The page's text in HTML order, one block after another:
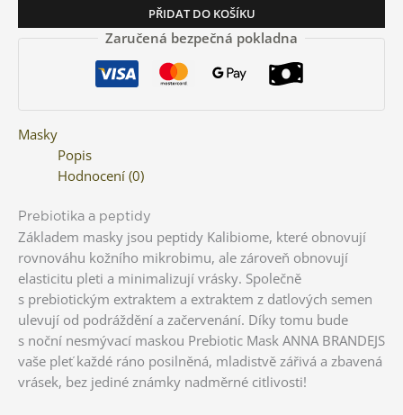
PŘIDAT DO KOŠÍKU
Zaručená bezpečná pokladna
Masky
Popis
Hodnocení (0)
Prebiotika a peptidy
Základem masky jsou peptidy Kalibiome, které obnovují
rovnováhu kožního mikrobimu, ale zároveň obnovují
elasticitu pleti a minimalizují vrásky. Společně
s prebiotickým extraktem a extraktem z datlových semen
ulevují od podráždění a začervenání. Díky tomu bude
s noční nesmývací maskou Prebiotic Mask ANNA BRANDEJS
vaše pleť každé ráno posilněná, mladistvě zářivá a zbavená
vrásek, bez jediné známky nadměrné citlivosti!